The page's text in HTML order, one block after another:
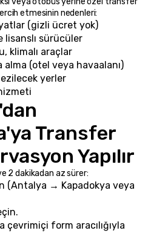
etmesinin nedenleri:
(gizli ücret yok)
lisanslı sürücüler
klimalı araçlar
alma (otel veya havaalanı)
yerler
Transfer
Yapılır
2 dakikadan az sürer:
(Antalya → Kapadokya veya
çevrimiçi form aracılığıyla